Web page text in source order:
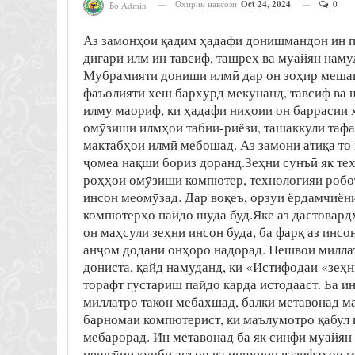
Бо Admin Охирин навсозӣ Oct 24, 2024 0
Аз замонҳои қадим ҳадафи донишмандон ин пайванд намудани илм бо истеҳсолот аст. Инчунин, ҳадафи дигари илм ин тавсиф, ташреҳ ва муайян намудани равандҳо ва падидаҳои таҳқиқшаванда мебошад. Мубрамияти дониши илмӣ дар он зоҳир мешавад, ки воқеиятҳоеро, ки одамон дар соҳаҳои гуногуни фаъолияти хеш бархӯрд мекунанд, тавсиф ва шарҳ диҳад. Мулоқоти навбатии Пешвои миллат бо аҳли илму маориф, ки ҳадафи ниҳоии он баррасии ҳолати имрӯза ва дурнамои рушди илм, такмили сатҳи омӯзиши илмҳои табиӣ-риёзӣ, ташаккули тафаккури техникӣ, тарбияи кадрҳои илмӣ, густариши мактабҳои илмӣ мебошад. Аз замони атиқа то ҳол олимон сармояи зеҳнии ҷомеа буда, дар рушди зеҳнӣ ҷомеа нақши бориз доранд.Зеҳни сунъӣ як технология, дурусттараш як самти илми муосир аст, ки роҳҳои омӯзиши компютер, технологияи роботӣ ё системаи таҳлилиро барои тафаккури оқилона мисли инсон меомӯзад. Дар воқеъ, орзуи ёрдамчиёни роботҳои соҳибақл хеле пеш аз ихтирои аввалин компютерҳо пайдо шуда буд.Яке аз дастовардҳои илми муосир ин зеҳни сунъӣ мебошад. Ҳарчанд худи он маҳсули зеҳни инсон буда, ба фарқ аз инсон қобилиятҳои беназирро доро мебошад, ки инсон тавони анҷом додани онҳоро надорад. Пешвои миллат зеҳни сунъиро яке падидаи нав дар илми муосир дониста, қайд намуданд, ки «Истифодаи «зеҳни сунъӣ» дар ҷабҳаҳои гуногуни ҳаёти ҷомеаи ҷаҳонӣ торафт густариш пайдо карда истодааст. Ба ин маънӣ, дастоварди олимон на танҳо пешрафти як давлату миллатро такон мебахшад, балки метавонад мавриди истифодаи башарият қарор гирад». Зеҳни сунъӣ як барномаи компютерист, ки маълумотро қабул ва таҳлил мекунад ва сипас дар асоси он хулоса мебарорад. Ин метавонад ба як синфи муайян додани акс, гурӯҳбандии матнҳо дар мавзӯъҳои шабеҳ, пешгӯии қурби асъор ва инчунин вазифаҳои мураккабтар бошад. Масалан, навиштани дигар барномаҳои компютерӣ, тарҳрезии биноҳо, таҳлили хок ва ғайра.Таърихи инкишофи зеҳни сунъӣМуаллифи истилоҳи “зеҳни сунъӣ” ба Ҷон МакКарти, асосгузори барномасозӣ ва ихтироъкори забони Лисп нисбат дода мешавад. Дар соли 1956, барандаи ояндаи Ҷоизаи бонуфузи Тюринг дар Донишгоҳи Карнеги Меллон барномаи прототипи AI-ро намоиш дод.Инсоният дар чоряки аввали асри 20 дар бораи роботҳои интеллектуалӣ орзу мекард. Нависандаи маъруф Карел Капек соли 1924 дар театри Лондон пьесаи «Роботҳои универсалӣ»-ро ба саҳна гузошта буд. Намоиш тамошобинонро ба ҳайрат овард ва калимаи «робот» ба ҳаёти ҳаррӯза сахт ворид шуд.Дар байни солҳои 1960 ва 1970 як қатор олимон исбот карданд, ки компютерҳо қобилияти фаҳмидани забони табииро дар сатҳи хеле хуб доранд. Дар соли 1965 онҳо аввалин ёрдамчии роботиро, ки бо забони англисӣ ҳарф мезанад, таҳия карданд. Дар ҳамин солҳо соҳаи зеҳни сунъӣ ба ҷалби ташкилотҳои ҳукуматӣ ва низомии ИМА, СССР ва дигар кишварҳо шурӯъ кард. Ҳамин тавр, дар солҳои 70-ум, Вазорати мудофиаи ИМА лоиҳаи харитаҳои виртуалии кӯча – прототипи GPS-ро оғоз кард.Дар соли 1969 олимони Донишгоҳи Стэнфорд Шеки роботи сунъиро сохтанд, ки қодир аст мустақилона ҳаракат кунад, баъзе маълумотҳоро қабул кунад ва мушкилоти оддиро ҳал кунад.Дар Донишгоҳи Эдинбург, пас аз чор сол (1973) роботи Фредди сохта шуд – ин намояндаи шотландии оилаи зеҳни сунъӣ метавонад аз биниши компютер барои дарёфт ва ҷамъ кардани моделҳои гуногун истифода барад.Дар СССР интеллекти сунъй хам бо суръати тез тараккй кард. Академикхо А. Берг ва Г.С.Поспелов дар солњои 1954-64 программаи «ALPEV LOMI»-ро месозанд, ки теоремаро ба таври автоматї исбот мекунад. Дар худи хамин солхо олимони советй алгоритми «Кора»-ро кор карда баромаданд, ки вай фаъолияти майнаи одамро дар шинохти намуна модел мекунад. Соли 1968 В.Ф.Турчин забони коркарди маълумотҳои рамзии REFAL-ро таъсис дод.Солҳои 1980 барои зеҳни сунъӣ солҳои пешрафт буданд. Олимон мошинҳои таълимӣ – мушовирони соҳибақлро таҳия карданд, ки ҳалли худро пешниҳод мекарданд, дар сатҳи ибтидоӣ тавонистанд мустақилона омӯзанд ва бо одам бо забони маҳдуд, вале табиӣ муошират кунанд.Соли 1997 онҳо барномаи машҳури шоҳмот – компютери Deep Blue-ро эҷод карданд, ки қаҳрамони ҷаҳон оид ба шоҳмот Гарри Каспаровро шикаст дод. Дар ҳамин солҳо Ҷопон ба таҳияи лоиҳаи компютерии насли 6 дар асоси шабакаҳои нейронӣ шурӯъ кард.Як далели ҷолиб он аст, ки соли 1989 барномаи дигари шоҳмот бо номи Deep Thought гроссмейстери байналмилалӣ Бент Ларсенро мағлуб кард. Чӣ тавр зеҳни